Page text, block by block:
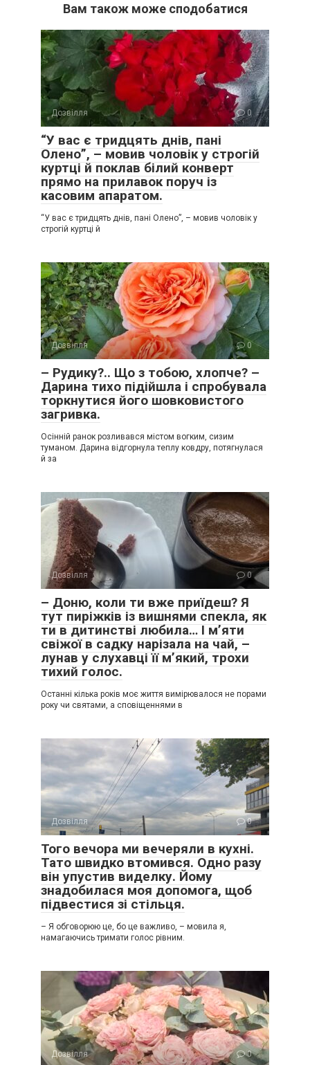
Вам також може сподобатися
Дозвілля 0
“У вас є тридцять днів, пані
Олено”, – мовив чоловік у строгій
куртці й поклав білий конверт
прямо на прилавок поруч із
касовим апаратом.
“У вас є тридцять днів, пані Олено”, – мовив чоловік у
строгій куртці й
Дозвілля 0
– Рудику?.. Що з тобою, хлопче? –
Дарина тихо підійшла і спробувала
торкнутися його шовковистого
загривка.
Осінній ранок розливався містом вогким, сизим
туманом. Дарина відгорнула теплу ковдру, потягнулася
й за
Дозвілля 0
– Доню, коли ти вже приїдеш? Я
тут пиріжків із вишнями спекла, як
ти в дитинстві любила… І м’яти
свіжої в садку нарізала на чай, –
лунав у слухавці її м’який, трохи
тихий голос.
Останні кілька років моє життя вимірювалося не порами
року чи святами, а сповіщеннями в
Дозвілля 0
Того вечора ми вечеряли в кухні.
Тато швидко втомився. Одно разу
він упустив виделку. Йому
знадобилася моя допомога, щоб
підвестися зі стільця.
– Я обговорюю це, бо це важливо, – мовила я,
намагаючись тримати голос рівним.
Дозвілля 0